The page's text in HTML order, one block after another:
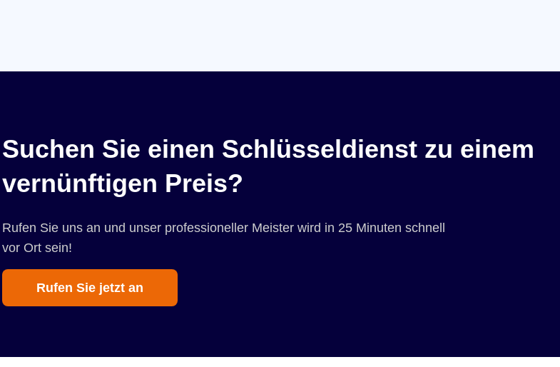
Suchen Sie einen Schlüsseldienst zu einem
vernünftigen Preis?
Rufen Sie uns an und unser professioneller Meister wird in 25 Minuten schnell
vor Ort sein!
Rufen Sie jetzt an